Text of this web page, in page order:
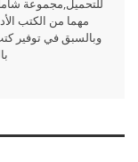
للتحميل,مجموعة
مهما من الكتب
وبالسبق في توفير